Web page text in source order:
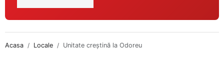
Acasa Locale Unitate creştină la Odoreu